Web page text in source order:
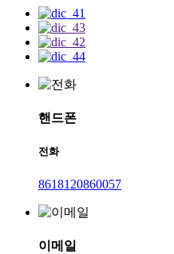
핸드폰
전화
8618120860057
이메일